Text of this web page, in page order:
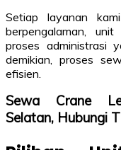
Setiap layanan
berpengalaman,
proses administrasi
demikian, proses
efisien.
Sewa Crane
Selatan, Hubungi